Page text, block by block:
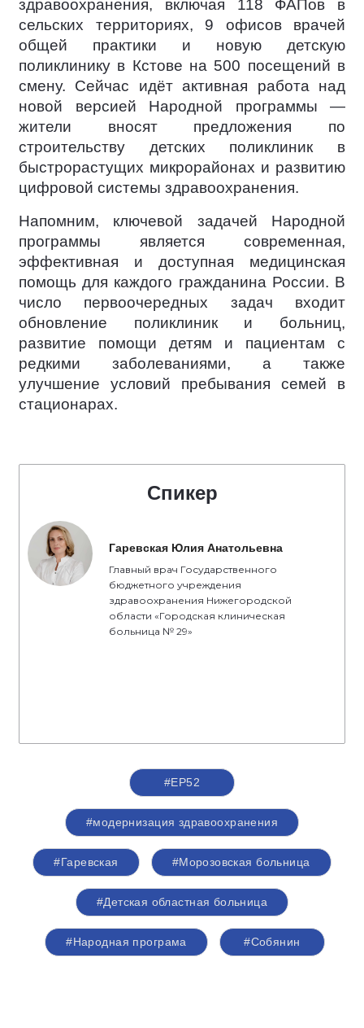
здравоохранения, включая 118 ФАПов в
сельских территориях, 9 офисов врачей
общей практики и новую детскую
поликлинику в Кстове на 500 посещений в
смену. Сейчас идёт активная работа над
новой версией Народной программы —
жители вносят предложения по
строительству детских поликлиник в
быстрорастущих микрорайонах и развитию
цифровой системы здравоохранения.
Напомним, ключевой задачей Народной
программы является современная,
эффективная и доступная медицинская
помощь для каждого гражданина России. В
число первоочередных задач входит
обновление поликлиник и больниц,
развитие помощи детям и пациентам с
редкими заболеваниями, а также
улучшение условий пребывания семей в
стационарах.
Спикер
Гаревская Юлия Анатольевна
Главный врач Государственного
бюджетного учреждения
здравоохранения Нижегородской
области «Городская клиническая
больница № 29»
#ЕР52
#модернизация здравоохранения
#Гаревская #Морозовская больница
#Детская областная больница
#Народная програма #Собянин